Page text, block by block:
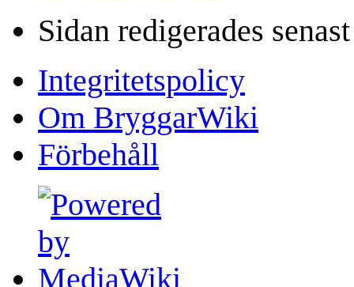
Sidan redigerades
Integritetspolicy
Om BryggarWiki
Förbehåll